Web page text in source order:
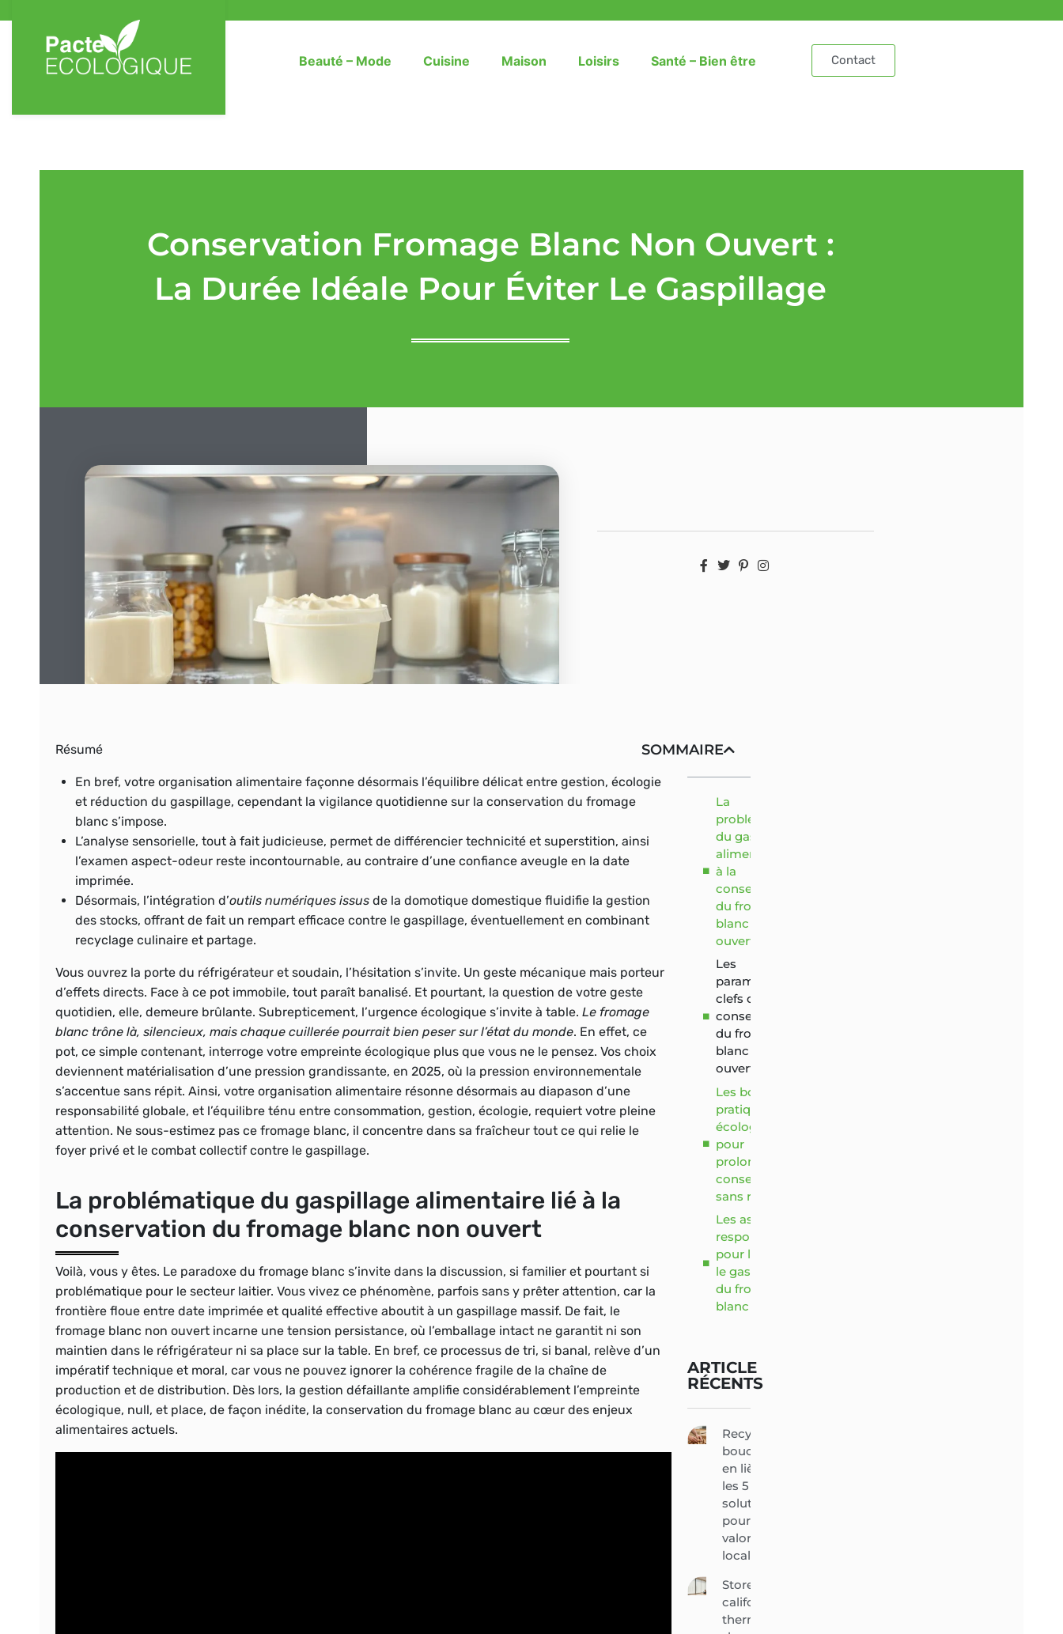
Beauté – Mode Cuisine Maison Loisirs Santé – Bien être Contact
Conservation Fromage Blanc Non Ouvert :
La Durée Idéale Pour Éviter Le Gaspillage
Résumé
En bref, votre organisation alimentaire façonne désormais l’équilibre délicat entre gestion, écologie
et réduction du gaspillage, cependant la vigilance quotidienne sur la conservation du fromage
blanc s’impose.
L’analyse sensorielle, tout à fait judicieuse, permet de différencier technicité et superstition, ainsi
l’examen aspect-odeur reste incontournable, au contraire d’une confiance aveugle en la date
imprimée.
Désormais, l’intégration d’outils numériques issus de la domotique domestique fluidifie la gestion
des stocks, offrant de fait un rempart efficace contre le gaspillage, éventuellement en combinant
recyclage culinaire et partage.
Vous ouvrez la porte du réfrigérateur et soudain, l’hésitation s’invite. Un geste mécanique mais porteur
d’effets directs. Face à ce pot immobile, tout paraît banalisé. Et pourtant, la question de votre geste
quotidien, elle, demeure brûlante. Subrepticement, l’urgence écologique s’invite à table. Le fromage
blanc trône là, silencieux, mais chaque cuillerée pourrait bien peser sur l’état du monde. En effet, ce
pot, ce simple contenant, interroge votre empreinte écologique plus que vous ne le pensez. Vos choix
deviennent matérialisation d’une pression grandissante, en 2025, où la pression environnementale
s’accentue sans répit. Ainsi, votre organisation alimentaire résonne désormais au diapason d’une
responsabilité globale, et l’équilibre ténu entre consommation, gestion, écologie, requiert votre pleine
attention. Ne sous-estimez pas ce fromage blanc, il concentre dans sa fraîcheur tout ce qui relie le
foyer privé et le combat collectif contre le gaspillage.
La problématique du gaspillage alimentaire lié à la
conservation du fromage blanc non ouvert
Voilà, vous y êtes. Le paradoxe du fromage blanc s’invite dans la discussion, si familier et pourtant si
problématique pour le secteur laitier. Vous vivez ce phénomène, parfois sans y prêter attention, car la
frontière floue entre date imprimée et qualité effective aboutit à un gaspillage massif. De fait, le
fromage blanc non ouvert incarne une tension persistance, où l’emballage intact ne garantit ni son
maintien dans le réfrigérateur ni sa place sur la table. En bref, ce processus de tri, si banal, relève d’un
impératif technique et moral, car vous ne pouvez ignorer la cohérence fragile de la chaîne de
production et de distribution. Dès lors, la gestion défaillante amplifie considérablement l’empreinte
écologique, null, et place, de façon inédite, la conservation du fromage blanc au cœur des enjeux
alimentaires actuels.
SOMMAIRE
La
problématique
du gaspillage
alimentaire lié
à la
conservation
du fromage
blanc non
ouvert
Les
paramètres
clefs de
conservation
du fromage
blanc non
ouvert
Les bonnes
pratiques
écologiques
pour
prolonger la
conservation
sans risque
Les astuces
responsables
pour limiter
le gaspillage
du fromage
blanc
ARTICLE
RÉCENTS
Recyclage
bouchon
en liège :
les 5
solutions
pour une
valorisation
locale
Store
californien
thermique